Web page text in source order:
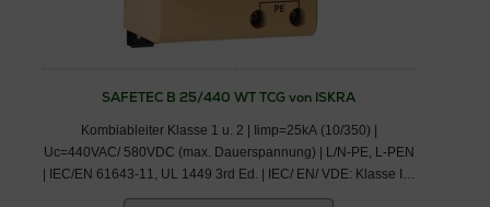
SAFETEC B 25/440 WT TCG von ISKRA
Kombiableiter Klasse 1 u. 2 | Iimp=25kA (10/350) |
Uc=440VAC/ 580VDC (max. Dauerspannung) | L/N-PE, L-PEN
| IEC/EN 61643-11, UL 1449 3rd Ed. | IEC/ EN/ VDE: Klasse I,II/
Typ 1,2/ B+C